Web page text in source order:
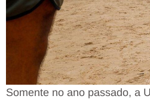
Somente no ano passado, a